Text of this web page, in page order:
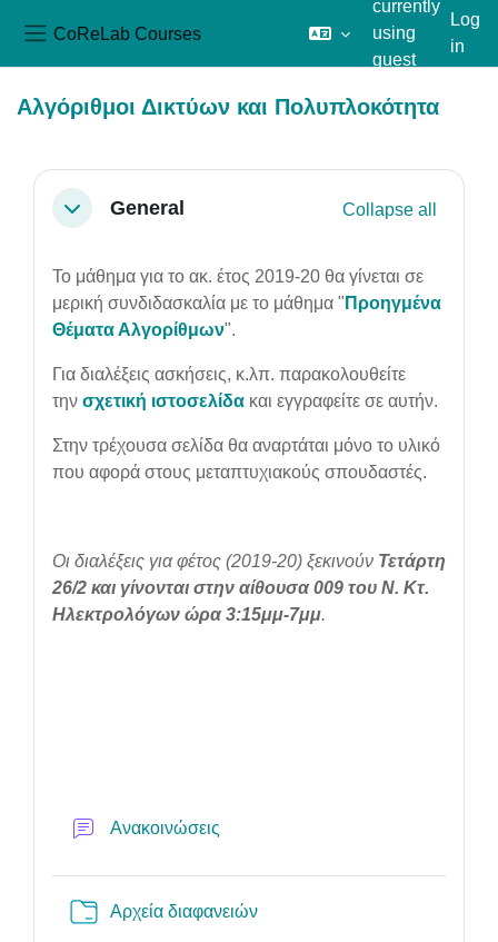
CoReLab Courses
currently
using
guest
Log
in
Αλγόριθμοι Δικτύων και Πολυπλοκότητα
Section outline
CollapseGeneral Collapse all
Το μάθημα για το ακ. έτος 2019-20 θα γίνεται σε
μερική συνδιδασκαλία με το μάθημα " Προηγμένα
Θέματα Αλγορίθμων".
Για διαλέξεις ασκήσεις, κ.λπ. παρακολουθείτε
την σχετική ιστοσελίδα και εγγραφείτε σε αυτήν.
Στην τρέχουσα σελίδα θα αναρτάται μόνο το υλικό
που αφορά στους μεταπτυχιακούς σπουδαστές.
Οι διαλέξεις για φέτος (2019-20) ξεκινούν Τετάρτη
26/2 και γίνονται στην αίθουσα 009 του Ν. Κτ.
Ηλεκτρολόγων ώρα 3:15μμ-7μμ.
Ανακοινώσεις
Αρχεία διαφανειώνFolder